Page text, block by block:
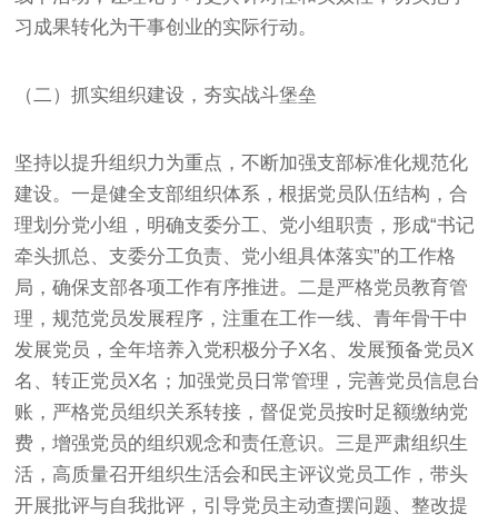
习成果转化为干事创业的实际行动。
（二）抓实组织建设，夯实战斗堡垒
坚持以提升组织力为重点，不断加强支部标准化规范化
建设。一是健全支部组织体系，根据党员队伍结构，合
理划分党小组，明确支委分工、党小组职责，形成“书记
牵头抓总、支委分工负责、党小组具体落实”的工作格
局，确保支部各项工作有序推进。二是严格党员教育管
理，规范党员发展程序，注重在工作一线、青年骨干中
发展党员，全年培养入党积极分子X名、发展预备党员X
名、转正党员X名；加强党员日常管理，完善党员信息台
账，严格党员组织关系转接，督促党员按时足额缴纳党
费，增强党员的组织观念和责任意识。三是严肃组织生
活，高质量召开组织生活会和民主评议党员工作，带头
开展批评与自我批评，引导党员主动查摆问题、整改提